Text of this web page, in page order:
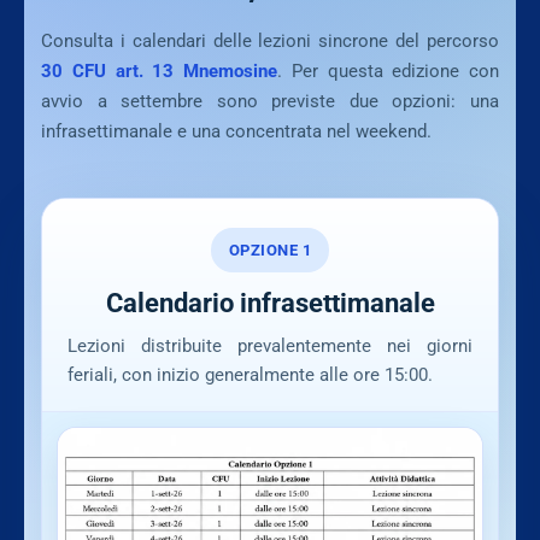
Consulta i calendari delle lezioni sincrone del percorso
30 CFU art. 13 Mnemosine. Per questa edizione con
avvio a settembre sono previste due opzioni: una
infrasettimanale e una concentrata nel weekend.
OPZIONE 1
Calendario infrasettimanale
Lezioni distribuite prevalentemente nei giorni
feriali, con inizio generalmente alle ore 15:00.